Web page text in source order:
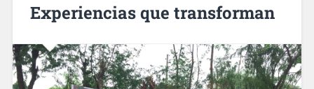
Experiencias que transforman